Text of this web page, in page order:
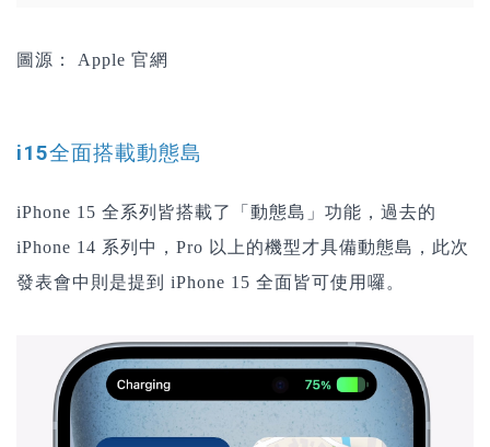
圖源： Apple 官網
i15全面搭載動態島
iPhone 15 全系列皆搭載了「動態島」功能，過去的
iPhone 14 系列中，Pro 以上的機型才具備動態島，此次
發表會中則是提到 iPhone 15 全面皆可使用囉。